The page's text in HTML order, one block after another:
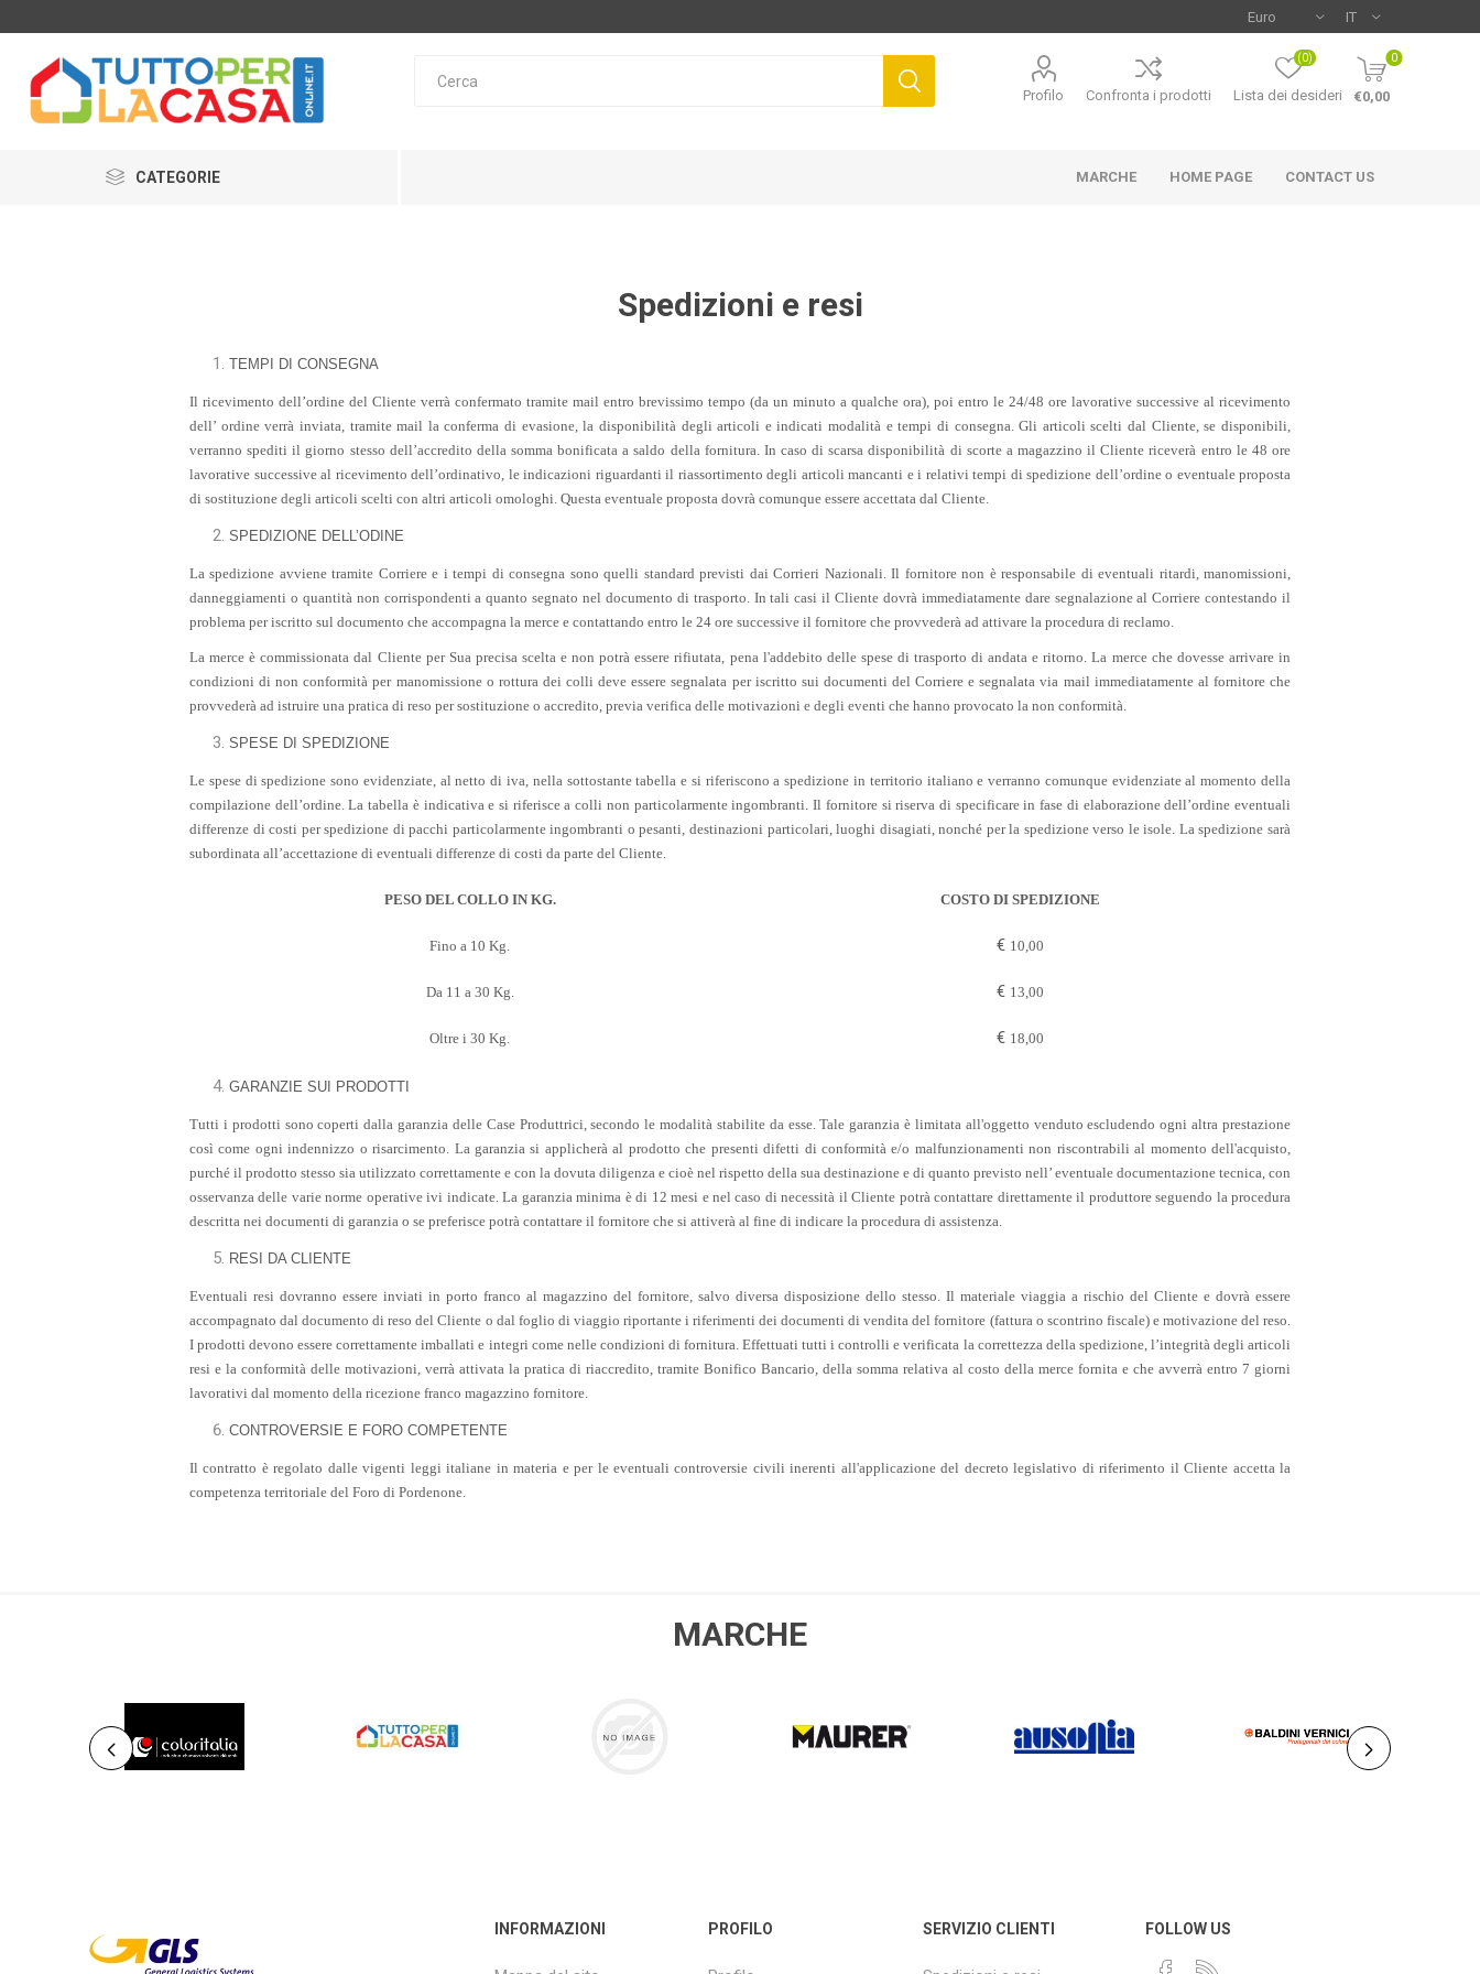
Profilo Confronta i prodotti Lista dei desideri
(0) 0
€0,00
CATEGORIE MARCHE HOME PAGE CONTACT US
Spedizioni e resi
TEMPI DI CONSEGNA
Il ricevimento dell’ordine del Cliente verrà confermato tramite mail entro brevissimo tempo (da un minuto a qualche ora), poi entro le 24/48 ore lavorative successive al ricevimento
dell’ ordine verrà inviata, tramite mail la conferma di evasione, la disponibilità degli articoli e indicati modalità e tempi di consegna. Gli articoli scelti dal Cliente, se disponibili,
verranno spediti il giorno stesso dell’accredito della somma bonificata a saldo della fornitura. In caso di scarsa disponibilità di scorte a magazzino il Cliente riceverà entro le 48 ore
lavorative successive al ricevimento dell’ordinativo, le indicazioni riguardanti il riassortimento degli articoli mancanti e i relativi tempi di spedizione dell’ordine o eventuale proposta
di sostituzione degli articoli scelti con altri articoli omologhi. Questa eventuale proposta dovrà comunque essere accettata dal Cliente.
SPEDIZIONE DELL’ODINE
La spedizione avviene tramite Corriere e i tempi di consegna sono quelli standard previsti dai Corrieri Nazionali. Il fornitore non è responsabile di eventuali ritardi, manomissioni,
danneggiamenti o quantità non corrispondenti a quanto segnato nel documento di trasporto. In tali casi il Cliente dovrà immediatamente dare segnalazione al Corriere contestando il
problema per iscritto sul documento che accompagna la merce e contattando entro le 24 ore successive il fornitore che provvederà ad attivare la procedura di reclamo.
La merce è commissionata dal Cliente per Sua precisa scelta e non potrà essere rifiutata, pena l'addebito delle spese di trasporto di andata e ritorno. La merce che dovesse arrivare in
condizioni di non conformità per manomissione o rottura dei colli deve essere segnalata per iscritto sui documenti del Corriere e segnalata via mail immediatamente al fornitore che
provvederà ad istruire una pratica di reso per sostituzione o accredito, previa verifica delle motivazioni e degli eventi che hanno provocato la non conformità.
SPESE DI SPEDIZIONE
Le spese di spedizione sono evidenziate, al netto di iva, nella sottostante tabella e si riferiscono a spedizione in territorio italiano e verranno comunque evidenziate al momento della
compilazione dell’ordine. La tabella è indicativa e si riferisce a colli non particolarmente ingombranti. Il fornitore si riserva di specificare in fase di elaborazione dell’ordine eventuali
differenze di costi per spedizione di pacchi particolarmente ingombranti o pesanti, destinazioni particolari, luoghi disagiati, nonché per la spedizione verso le isole. La spedizione sarà
subordinata all’accettazione di eventuali differenze di costi da parte del Cliente.
PESO DEL COLLO IN KG. COSTO DI SPEDIZIONE
Fino a 10 Kg. € 10,00
Da 11 a 30 Kg. € 13,00
Oltre i 30 Kg. € 18,00
GARANZIE SUI PRODOTTI
Tutti i prodotti sono coperti dalla garanzia delle Case Produttrici, secondo le modalità stabilite da esse. Tale garanzia è limitata all'oggetto venduto escludendo ogni altra prestazione
così come ogni indennizzo o risarcimento. La garanzia si applicherà al prodotto che presenti difetti di conformità e/o malfunzionamenti non riscontrabili al momento dell'acquisto,
purché il prodotto stesso sia utilizzato correttamente e con la dovuta diligenza e cioè nel rispetto della sua destinazione e di quanto previsto nell’ eventuale documentazione tecnica, con
osservanza delle varie norme operative ivi indicate. La garanzia minima è di 12 mesi e nel caso di necessità il Cliente potrà contattare direttamente il produttore seguendo la procedura
descritta nei documenti di garanzia o se preferisce potrà contattare il fornitore che si attiverà al fine di indicare la procedura di assistenza.
RESI DA CLIENTE
Eventuali resi dovranno essere inviati in porto franco al magazzino del fornitore, salvo diversa disposizione dello stesso. Il materiale viaggia a rischio del Cliente e dovrà essere
accompagnato dal documento di reso del Cliente o dal foglio di viaggio riportante i riferimenti dei documenti di vendita del fornitore (fattura o scontrino fiscale) e motivazione del reso.
I prodotti devono essere correttamente imballati e integri come nelle condizioni di fornitura. Effettuati tutti i controlli e verificata la correttezza della spedizione, l’integrità degli articoli
resi e la conformità delle motivazioni, verrà attivata la pratica di riaccredito, tramite Bonifico Bancario, della somma relativa al costo della merce fornita e che avverrà entro 7 giorni
lavorativi dal momento della ricezione franco magazzino fornitore.
CONTROVERSIE E FORO COMPETENTE
Il contratto è regolato dalle vigenti leggi italiane in materia e per le eventuali controversie civili inerenti all'applicazione del decreto legislativo di riferimento il Cliente accetta la
competenza territoriale del Foro di Pordenone.
MARCHE
INFORMAZIONI PROFILO SERVIZIO CLIENTI FOLLOW US